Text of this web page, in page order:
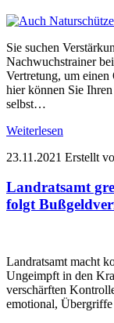
Sie suchen
Nachwuchstrainer
Vertretung, um
hier können Sie
selbst…
Weiterlesen
23.11.2021 Erstellt
Landratsamt
folgt
Landratsamt macht
Ungeimpft in den
verschärften
emotional, Übergriffe